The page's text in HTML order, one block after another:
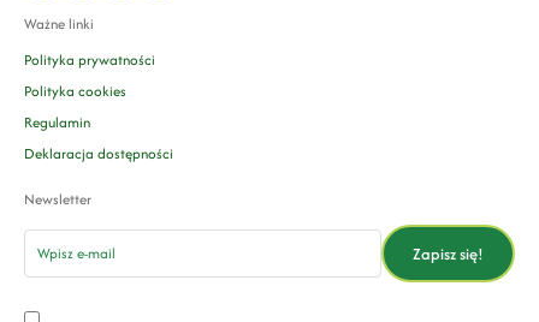
Ważne linki
Polityka prywatności
Polityka cookies
Regulamin
Deklaracja dostępności
Newsletter
email
Zapisz się!